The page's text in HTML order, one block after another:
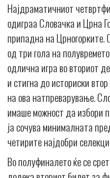
Најдраматичниот
одиграа Словачка и Црна
припадна на
од три гола на
одлична игра во вториот
и стигна до историски
на ова натпреварување.
имаше можност да избори
ја сочува минималната
четирите најдобри
Во полуфиналето ќе се